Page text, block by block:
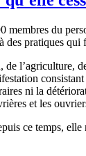
du
des pratiques
l’agriculture,
ni la
et les
ce temps,